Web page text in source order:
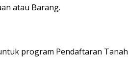
atau Barang.
program Pendaftaran Tanah